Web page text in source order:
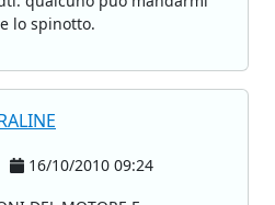
lo spinotto.
16/10/2010 09:24